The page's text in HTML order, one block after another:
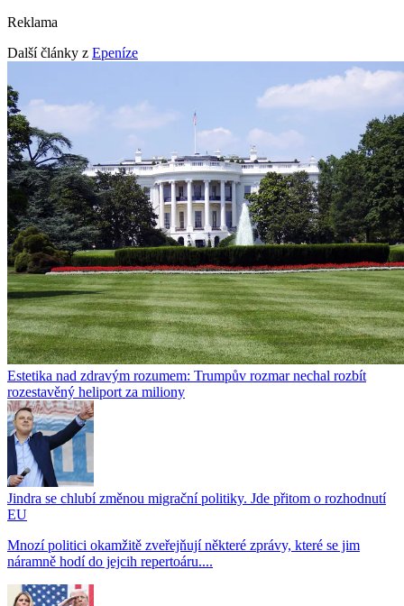
Reklama
Další články z Epeníze
Estetika nad zdravým rozumem: Trumpův rozmar nechal rozbít
rozestavěný heliport za miliony
Jindra se chlubí změnou migrační politiky. Jde přitom o rozhodnutí
EU
Mnozí politici okamžitě zveřejňují některé zprávy, které se jim
náramně hodí do jejcih repertoáru....